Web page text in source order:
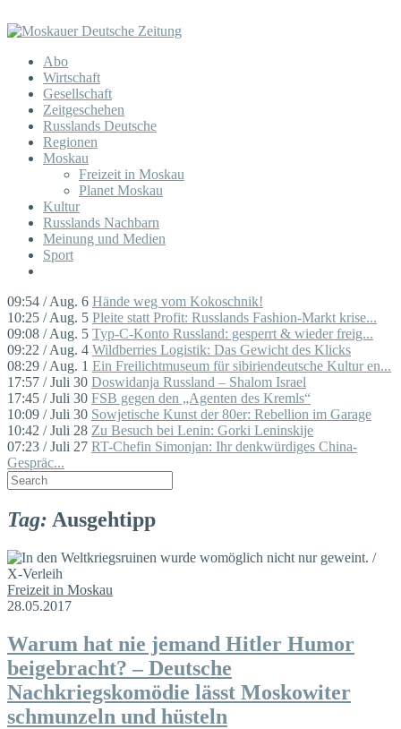
Abo
Wirtschaft
Gesellschaft
Zeitgeschehen
Russlands Deutsche
Regionen
Moskau
Freizeit in Moskau
Planet Moskau
Kultur
Russlands Nachbarn
Meinung und Medien
Sport
09:54 / Aug. 6 Hände weg vom Kokoschnik!
10:25 / Aug. 5 Pleite statt Profit: Russlands Fashion-Markt krise...
09:08 / Aug. 5 Typ-C-Konto Russland: gesperrt & wieder freig...
09:22 / Aug. 4 Wildberries Logistik: Das Gewicht des Klicks
08:29 / Aug. 1 Ein Freilichtmuseum für sibiriendeutsche Kultur en...
17:57 / Juli 30 Doswidanja Russland – Shalom Israel
17:45 / Juli 30 FSB gegen den „Agenten des Kremls“
10:09 / Juli 30 Sowjetische Kunst der 80er: Rebellion im Garage
10:42 / Juli 28 Zu Besuch bei Lenin: Gorki Leninskije
07:23 / Juli 27 RT-Chefin Simonjan: Ihr denkwürdiges China-
Gespräc...
Tag: Ausgehtipp
Freizeit in Moskau
28.05.2017
Warum hat nie jemand Hitler Humor
beigebracht? – Deutsche
Nachkriegskomödie lässt Moskowiter
schmunzeln und hüsteln